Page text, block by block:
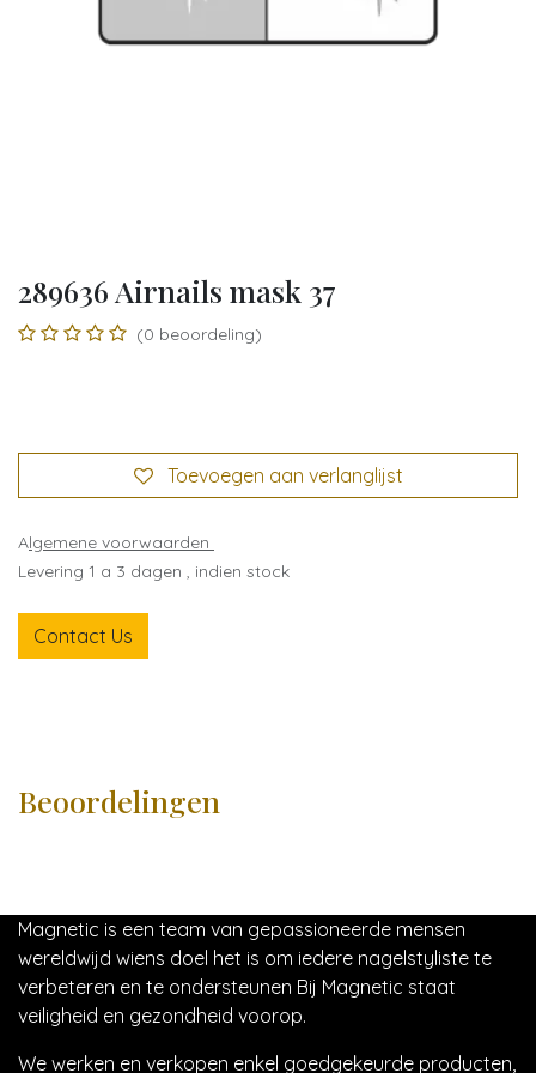
289636 Airnails mask 37
(0 beoordeling)
Toevoegen aan verlanglijst
Algemene voorwaarden
Levering 1 a 3 dagen , indien stock
Contact Us
Beoordelingen
Magnetic is een team van gepassioneerde mensen
wereldwijd wiens doel het is om iedere nagelstyliste te
verbeteren en te ondersteunen Bij Magnetic staat
veiligheid en gezondheid voorop.
We werken en verkopen enkel goedgekeurde producten,